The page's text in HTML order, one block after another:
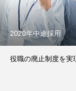
2020年中途採用
役職の廃止制度を実